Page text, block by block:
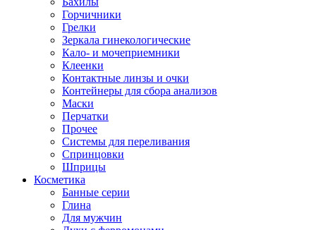
Горчичники
Грелки
Зеркала гинекологические
Кало- и мочеприемники
Клеенки
Контактные линзы и очки
Контейнеры для сбора анализов
Маски
Перчатки
Прочее
Системы для переливания
Спринцовки
Шприцы
Косметика
Банные серии
Глина
Для мужчин